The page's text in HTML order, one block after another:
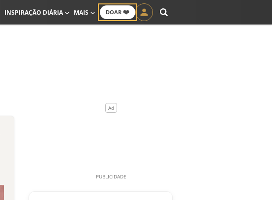
DOAR ❤️
INSPIRAÇÃO DIÁRIA MAIS